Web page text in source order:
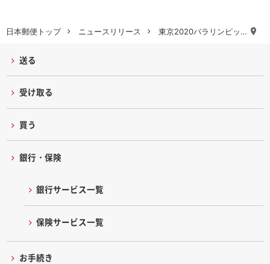
日本郵便トップ ニュースリリース 東京2020パラリンピッ…
送る
受け取る
買う
銀行・保険
銀行サービス一覧
保険サービス一覧
お手続き